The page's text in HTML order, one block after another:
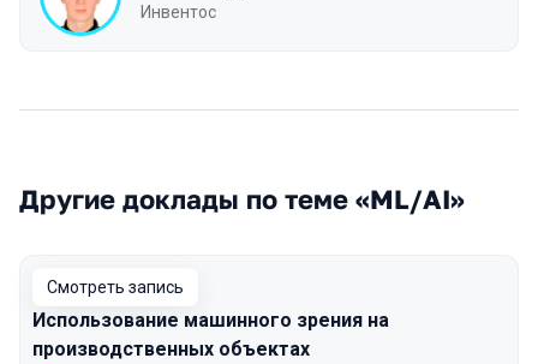
Инвентос
Другие доклады по теме «ML/AI»
Смотреть запись
Использование машинного зрения на
производственных объектах